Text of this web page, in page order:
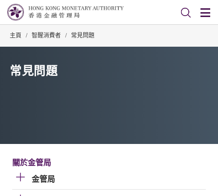
主頁 / 智醒消費者 / 常見問題
常見問題
關於金管局
金管局